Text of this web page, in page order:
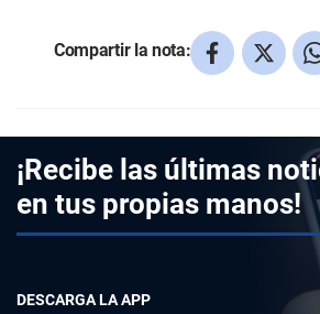
Compartir la nota:
¡Recibe las últimas
en tus propias manos!
DESCARGA LA APP